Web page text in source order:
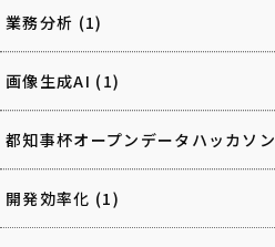
業務分析 (1)
画像生成AI (1)
都知事杯オープンデータハッカソン
開発効率化 (1)